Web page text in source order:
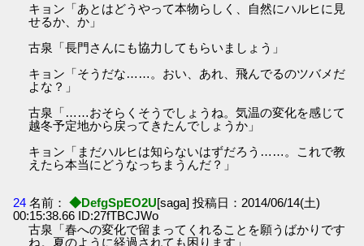
キョン「あとはどうやって本物らしく、自然にハルヒに見
せるか、か」
古泉「長門さんにも協力してもらいましょう」
キョン「そうだな……。おい、あれ、飛んでるのツバメだ
よな？」
古泉「……おそらくそうでしょうね。気温の変化を感じて
越冬予定地から戻ってきたんでしょうか」
キョン「まだハルヒは知らないはずだろう……。これで教
えたら本当にどうなっちまうんだ？」
24 名前： ◆DefgSpEO2U[saga] 投稿日：2014/06/14(土)
00:15:38.66 ID:27fTBCJWo
古泉「春への変化で留まってくれることを願うばかりです
ね。夏のように経過されても困ります」